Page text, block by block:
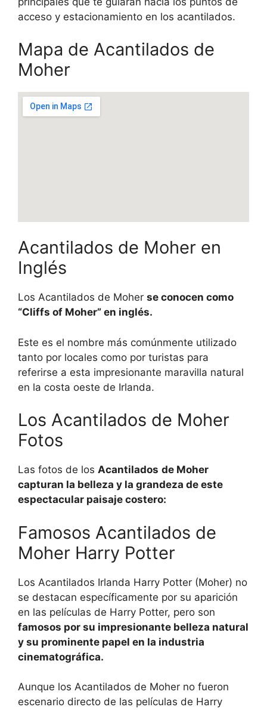
acceso y estacionamiento en los acantilados.
Mapa de Acantilados de
Moher
Acantilados de Moher en
Inglés
Los Acantilados de Moher se conocen como
“Cliffs of Moher” en inglés.
Este es el nombre más comúnmente utilizado
tanto por locales como por turistas para
referirse a esta impresionante maravilla natural
en la costa oeste de Irlanda.
Los Acantilados de Moher
Fotos
Las fotos de los Acantilados de Moher
capturan la belleza y la grandeza de este
espectacular paisaje costero:
Famosos Acantilados de
Moher Harry Potter
Los Acantilados Irlanda Harry Potter (Moher) no
se destacan específicamente por su aparición
en las películas de Harry Potter, pero son
famosos por su impresionante belleza natural
y su prominente papel en la industria
cinematográfica.
Aunque los Acantilados de Moher no fueron
escenario directo de las películas de Harry